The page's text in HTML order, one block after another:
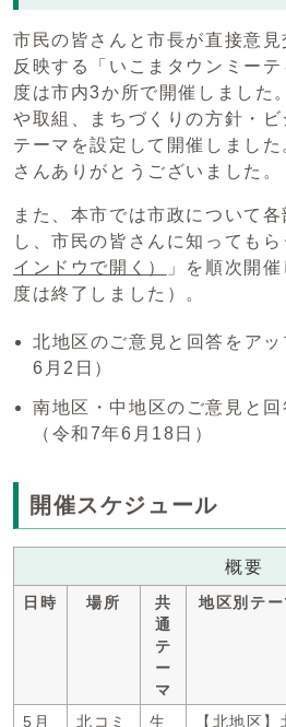
市民の皆さんと市長が直接意
反映する「いこまタウンミー
度は市内3か所で開催しました
や取組、まちづくりの方針・
テーマを設定して開催しまし
さんありがとうございました。
また、本市では市政について
し、市民の皆さんに知ってもら
インドウで開く）
」を順次開
度は終了しました）。
北地区のご意見と回答をア
6月2日）
南地区・中地区のご意見と
（令和7年6月18日）
開催スケジュール
概要
日時 場所
共
通
テ
ー
マ
地区別テー
5月 北コミ 生 【北地区】